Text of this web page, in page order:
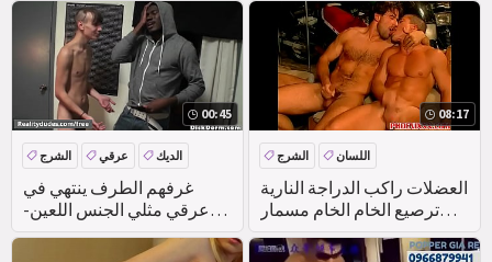
00:45
غرفهم الطرف ينتهي في
عرقي مثلي الجنس اللعين-
واقع الرجال
الشرج عرقي
الديك
بي بي سي
08:17
العضلات راكب الدراجة النارية
ترصيع الخام الخام مسمار
احتفال مثلي الجنس الجنس
الشرج
اللسان
DEEPTHROAT
العربدة